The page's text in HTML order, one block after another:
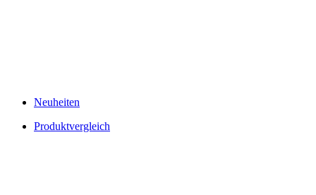
Neuheiten
Produktvergleich